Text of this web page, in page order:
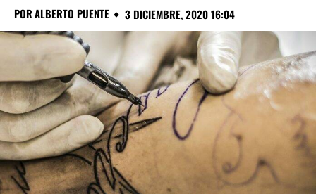
PORALBERTO PUENTE 3 DICIEMBRE, 2020 16:04